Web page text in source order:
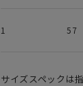
1 57
サイズスペックは